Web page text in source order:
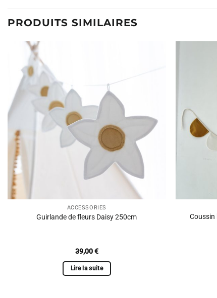
PRODUITS SIMILAIRES
ACCESSORIES
Guirlande de fleurs Daisy 250cm
39,00€
Lire la suite
Coussin